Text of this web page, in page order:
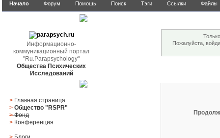
Начало Форум Помощь Поиск Тэги Ссылки Файлы
Информационно-
коммуникационный портал
"Ru.Parapsychology"
Общества Психических
Исследований
> Главная страница
> Общество "RSPR"
> Фонд
> Конференция
Пожалуйста,